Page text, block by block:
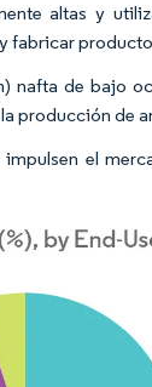
altas y
fabricar
nafta de bajo
producción de
el